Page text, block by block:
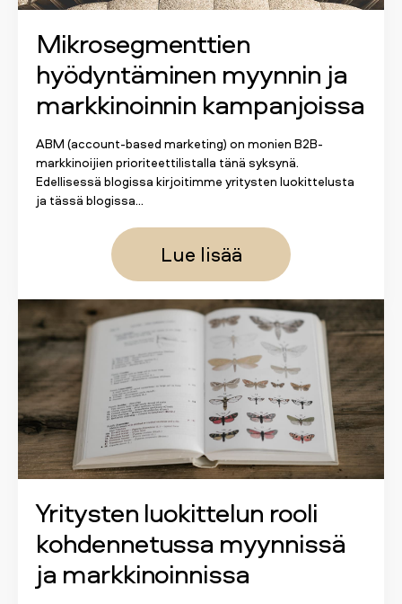
Mikrosegmenttien
hyödyntäminen myynnin ja
markkinoinnin kampanjoissa
ABM (account-based marketing) on monien B2B-
markkinoijien prioriteettilistalla tänä syksynä.
Edellisessä blogissa kirjoitimme yritysten luokittelusta
ja tässä blogissa...
Lue lisää
Yritysten luokittelun rooli
kohdennetussa myynnissä
ja markkinoinnissa